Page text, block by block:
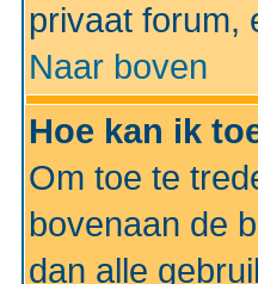
privaat forum,
Naar boven
Hoe kan ik
Om toe te
bovenaan de
dan alle